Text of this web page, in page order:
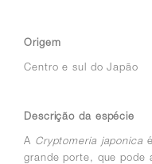
Origem
Centro e sul do Japão
Descrição da espécie
A Cryptomeria japonica
grande porte, que pode